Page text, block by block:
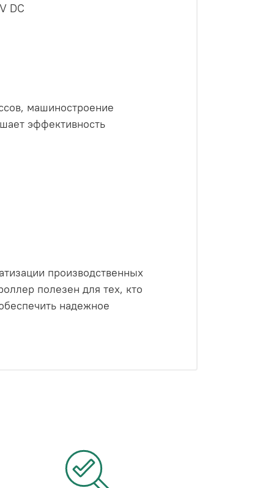
DC
машиностроение
эффективность
производственных
полезен для тех, кто
надежное